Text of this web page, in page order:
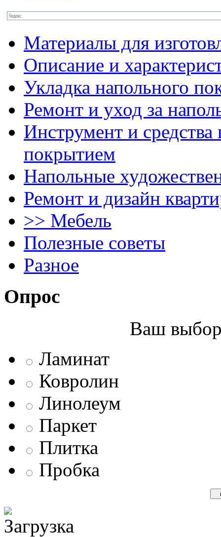
Материалы для
Описание и
Укладка напольного
Ремонт и уход за
Инструмент и
покрытием
Напольные
Ремонт и дизайн
>> Мебель
Полезные советы
Разное
Опрос
Ваш выбор
Ламинат
Ковролин
Линолеум
Паркет
Плитка
Пробка